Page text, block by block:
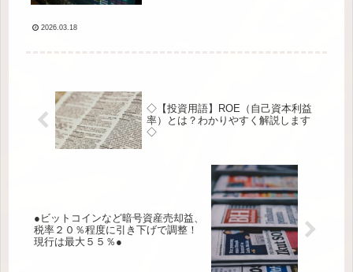
2026.03.18
◇【投資用語】ROE（自己資本利益
率）とは？わかりやすく解説します
◇
●ビットコインなど暗号資産売却益、
税率２０％程度に引き下げで調整！
現行は最大５５％●